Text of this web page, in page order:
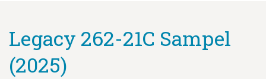
Legacy 262-21C Sampel
(2025)